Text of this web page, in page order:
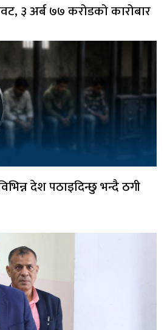
३ अर्ब ७७ करोडको कारोबार
देश पठाइदिन्छु भन्दै ठगी